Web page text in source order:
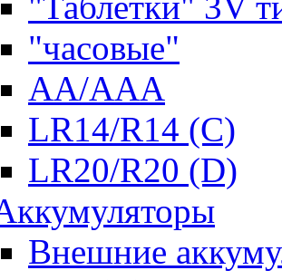
"часовые"
AA/AAA
LR14/R14 (C)
LR20/R20 (D)
Внешние